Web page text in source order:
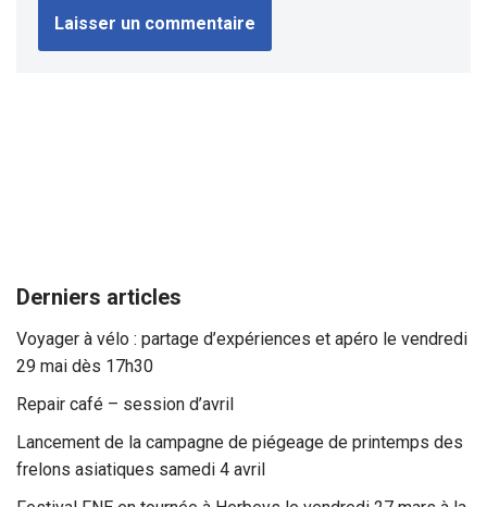
Derniers articles
Voyager à vélo : partage d’expériences et apéro le vendredi
29 mai dès 17h30
Repair café – session d’avril
Lancement de la campagne de piégeage de printemps des
frelons asiatiques samedi 4 avril